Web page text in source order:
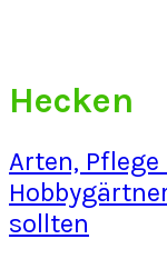
Hecken
Arten,
sollten